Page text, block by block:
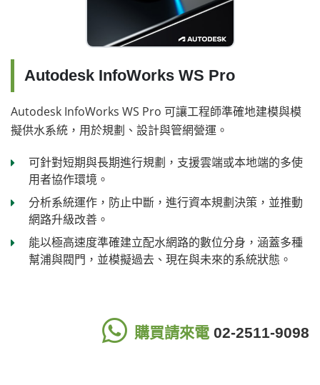
Autodesk InfoWorks WS Pro
Autodesk InfoWorks WS Pro 可讓工程師準確地建模與模
擬供水系統，用於規劃、設計與管網營運。
可針對短期與長期進行規劃，支援雲端或本地端的多使
用者協作環境。
分析系統運作，防止中斷，進行資本規劃決策，並推動
網路升級改善。
能以極高速度準確建立配水網路的數位分身，涵蓋多種
幫浦與閥門，並模擬過去、現在與未來的系統狀態。
購買請來電 02-2511-9098